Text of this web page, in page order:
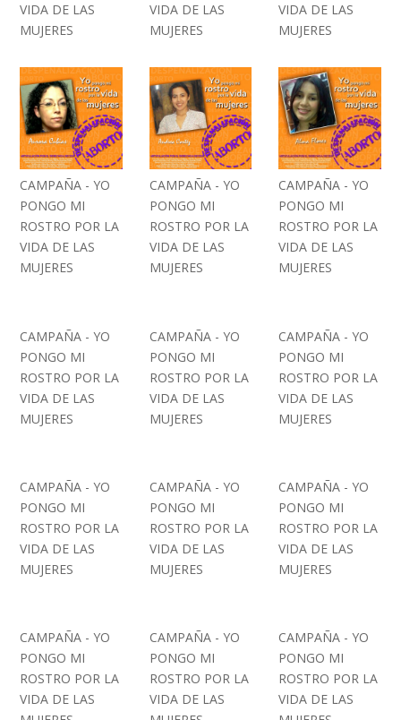
VIDA DE LAS
MUJERES
VIDA DE LAS
MUJERES
VIDA DE LAS
MUJERES
CAMPAÑA - YO
PONGO MI
ROSTRO POR LA
VIDA DE LAS
MUJERES
CAMPAÑA - YO
PONGO MI
ROSTRO POR LA
VIDA DE LAS
MUJERES
CAMPAÑA - YO
PONGO MI
ROSTRO POR LA
VIDA DE LAS
MUJERES
CAMPAÑA - YO
PONGO MI
ROSTRO POR LA
VIDA DE LAS
MUJERES
CAMPAÑA - YO
PONGO MI
ROSTRO POR LA
VIDA DE LAS
MUJERES
CAMPAÑA - YO
PONGO MI
ROSTRO POR LA
VIDA DE LAS
MUJERES
CAMPAÑA - YO
PONGO MI
ROSTRO POR LA
VIDA DE LAS
MUJERES
CAMPAÑA - YO
PONGO MI
ROSTRO POR LA
VIDA DE LAS
MUJERES
CAMPAÑA - YO
PONGO MI
ROSTRO POR LA
VIDA DE LAS
MUJERES
CAMPAÑA - YO
PONGO MI
ROSTRO POR LA
VIDA DE LAS
CAMPAÑA - YO
PONGO MI
ROSTRO POR LA
VIDA DE LAS
CAMPAÑA - YO
PONGO MI
ROSTRO POR LA
VIDA DE LAS